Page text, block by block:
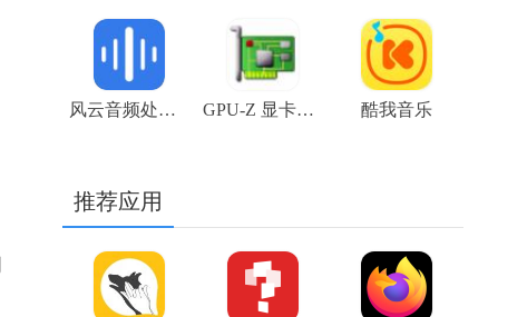
风云音频处理大师 GPU-Z 显卡测试软件下载 酷我音乐
推荐应用